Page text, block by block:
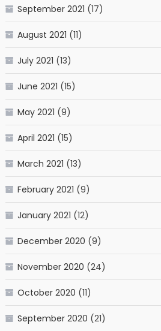
September 2021 (17)
August 2021 (11)
July 2021 (13)
June 2021 (15)
May 2021 (9)
April 2021 (15)
March 2021 (13)
February 2021 (9)
January 2021 (12)
December 2020 (9)
November 2020 (24)
October 2020 (11)
September 2020 (21)